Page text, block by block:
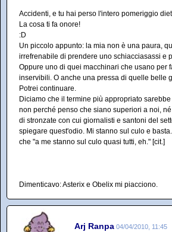
Accidenti, e tu hai perso l'intero pomeriggio
La cosa ti fa onore!
:D
Un piccolo appunto: la mia non è una paura,
irrefrenabile di prendere uno schiacciasassi e
Oppure uno di quei macchinari che usano per
inservibili. O anche una pressa di quelle belle
Potrei continuare.
Diciamo che il termine più appropriato
non perché penso che siano superiori a noi,
di stronzate con cui giornalisti e santoni del
spiegare quest'odio. Mi stanno sul culo e
che "a me stanno sul culo quasi tutti, eh." [cit.]
Dimenticavo: Asterix e Obelix mi piacciono.
Arj Ranpa 04/04/2010, 11:45